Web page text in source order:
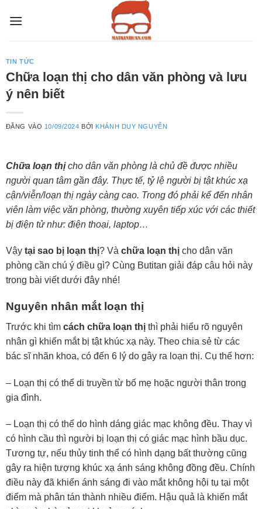
qua
TIN TỨC
Chữa loạn thị cho dân văn phòng và lưu
ý nên biết
ĐĂNG VÀO 10/09/2024 BỞI KHÁNH DUY NGUYỄN
Chữa loạn thịcho dân văn phòng là chủ đề được nhiều
người quan tâm gần đây. Thực tế, tỷ lệ người bị tật khúc xạ
cận/viễn/loạn thị ngày càng cao. Trong đó phải kể đến nhân
viên làm việc văn phòng, thường xuyên tiếp xúc với các thiết
bị điện tử như: điện thoại, laptop…
Vậytại sao bị loạn thị? Và chữa loạn thịcho dân văn
phòng cần chú ý điều gì? Cùng Butitan giải đáp câu hỏi này
trong bài viết dưới đây nhé!
Nguyên nhân mắt loạn thị
Trước khi tìm cách chữa loạn thịthì phải hiểu rõ nguyên
nhân gì khiến mắt bị tật khúc xạ này. Theo chia sẻ từ các
bác sĩ nhãn khoa, có đến 6 lý do gây ra loạn thị. Cụ thể hơn:
– Loạn thị có thể di truyền từ bố mẹ hoặc người thân trong
gia đình.
– Loạn thị có thể do hình dáng giác mạc không đều. Thay vì
có hình cầu thì người bị loạn thị có giác mạc hình bầu dục.
Tương tự, nếu thủy tinh thể có hình dạng bất thường cũng
gây ra hiện tượng khúc xạ ánh sáng không đồng đều. Chính
điều này đã khiến ánh sáng đi vào mắt không hội tụ tại một
điểm mà phân tán thành nhiều điểm. Hậu quả là khiến mắt